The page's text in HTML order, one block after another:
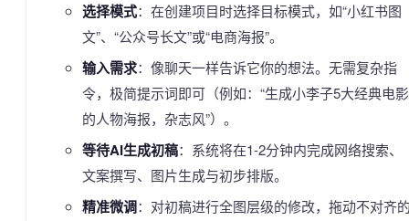
选择模式：在创建项目时选择目标模式，如“小红书图
文”、“公众号长文”或“电商海报”。
输入需求：像聊天一样告诉它你的想法。无需复杂指
令，极简提示词即可（例如：“生成小李子5大经典电影
的人物海报，杂志风”）。
等待AI生成初稿：系统将在1-2分钟内完成网络搜索、
文案撰写、图片生成与初步排版。
精准微调：对初稿进行全图层级的修改，拖动不对齐